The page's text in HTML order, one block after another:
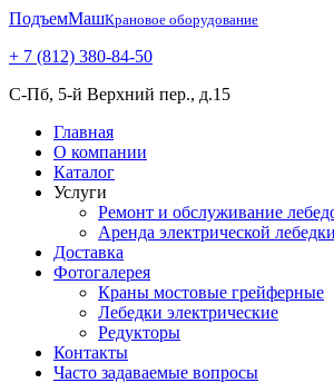
ПодъемМашКрановое оборудование
+ 7 (812) 380-84-50
С-Пб, 5-й Верхний пер., д.15
Главная
О компании
Каталог
Услуги
Ремонт и обслуживание
Аренда электрической лебедки
Доставка
Фотогалерея
Краны мостовые грейферные
Лебедки электрические
Редукторы
Контакты
Часто задаваемые вопросы